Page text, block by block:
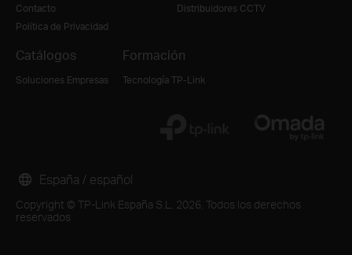
Contacto
Política de Privacidad
Distribuidores CCTV
Catálogos
Soluciones Empresas
Formación
Tecnología TP-Link
Copyright © TP-Link España S.L. 2026. Todos los derechos
reservados
España / español